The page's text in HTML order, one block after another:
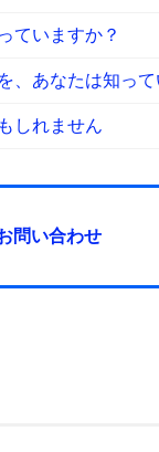
ていますか？
、あなたは知っ
しれません
問い合わせ